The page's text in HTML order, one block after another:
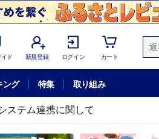
イド 新規登録 ログイン カート
ング 特集 取り組み
ステム連携に関して